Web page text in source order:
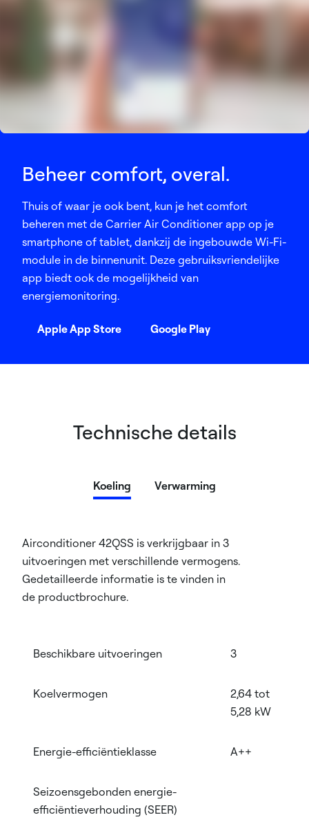
Beheer comfort, overal.
Thuis of waar je ook bent, kun je het comfort
beheren met de Carrier Air Conditioner app op je
smartphone of tablet, dankzij de ingebouwde Wi-Fi-
module in de binnenunit. Deze gebruiksvriendelijke
app biedt ook de mogelijkheid van
energiemonitoring.
Apple App Store Google Play
Technische details
Koeling Verwarming
Airconditioner 42QSS is verkrijgbaar in 3
uitvoeringen met verschillende vermogens.
Gedetailleerde informatie is te vinden in
de productbrochure.
Beschikbare uitvoeringen 3
Koelvermogen
2,64 tot
5,28 kW
Energie-efficiëntieklasse A++
Seizoensgebonden energie-
efficiëntieverhouding (SEER)